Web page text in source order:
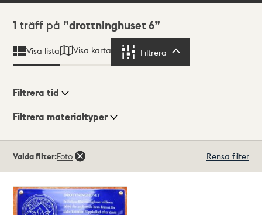
Sökresultat
1 träff på drottninghuset 6
Visa lista Visa karta Filtrera
Visningsläge
Filtrera tid
Filtrera materialtyper
träffar
Valda filter:Foto Rensa filter